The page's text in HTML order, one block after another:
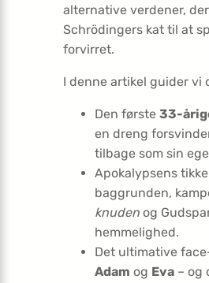
alternative verdener,
Schrödingers kat til at
forvirret.
I denne artikel guider vi
Den første 33-
en dreng
tilbage som sin
Apokalypsens
baggrunden,
knuden og
hemmelighed.
Det ultimative
Adam og Eva – og